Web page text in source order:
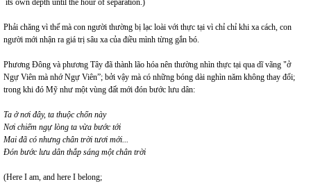
its own depth until the hour of separation.)
Phải chăng vì thế mà con người thường bị lạc loài với thực tại vì chỉ chỉ khi xa cách, con
người mới nhận ra giá trị sâu xa của điều mình từng gắn bó.
Phương Đông và phương Tây đã thành lão hóa nên thường nhìn thực tại qua dĩ vãng "ở
Ngự Viên mà nhớ Ngự Viên”; bởi vậy mà có những bóng dài nghìn năm không thay đổi;
trong khi đó Mỹ như một vùng đất mới đón bước lưu dân:
Ta ở nơi đây, ta thuộc chốn này
Nơi chiếm ngự lòng ta vừa bước tới
Mai đã có nhưng chân trời tươi mới...
Đón bước lưu dân thắp sáng một chân trời
(Here I am, and here I belong;